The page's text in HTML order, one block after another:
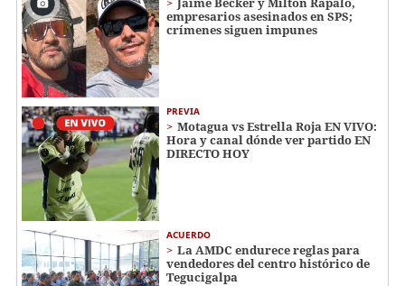
empresarios asesinados en SPS;
crímenes siguen impunes
PREVIA
Motagua vs Estrella Roja EN VIVO:
Hora y canal dónde ver partido EN
DIRECTO HOY
ACUERDO
La AMDC endurece reglas para
vendedores del centro histórico de
Tegucigalpa